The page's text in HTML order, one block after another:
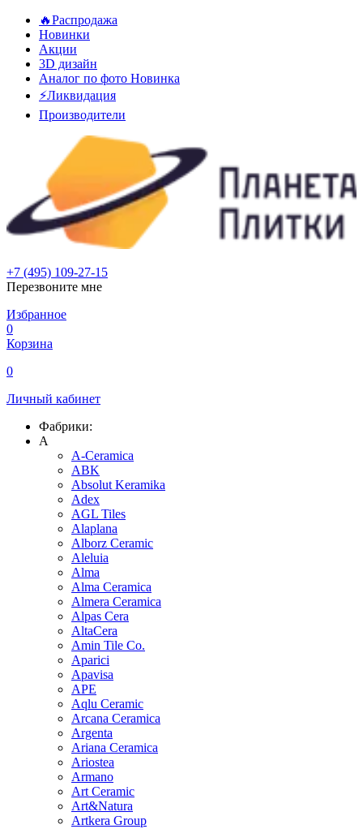
🔥Распродажа
Новинки
Акции
3D дизайн
Аналог по фото Новинка
⚡Ликвидация
Производители
+7 (495) 109-27-15
Перезвоните мне
Избранное
0
Корзина
0
Личный кабинет
Фабрики:
A
A-Ceramica
ABK
Absolut Keramika
Adex
AGL Tiles
Alaplana
Alborz Ceramic
Aleluia
Alma
Alma Ceramica
Almera Ceramica
Alpas Cera
AltaCera
Amin Tile Co.
Aparici
Apavisa
APE
Aqlu Ceramic
Arcana Ceramica
Argenta
Ariana Ceramica
Ariostea
Armano
Art Ceramic
Art&Natura
Artkera Group